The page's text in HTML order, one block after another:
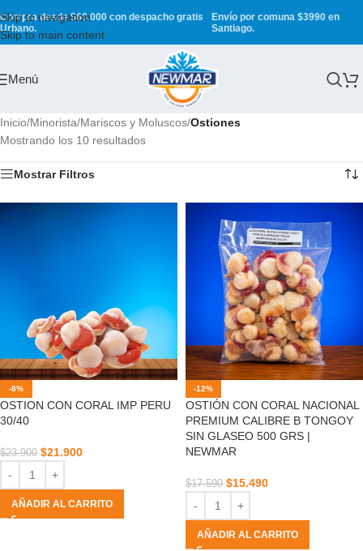
Skip to navigation
Skip to main content
Compra desde $60.000 con despacho gratis
Urbano.
Envío por comuna $3990 en
Santiago.
Menú
Inicio/Minorista/Mariscos y Moluscos/Ostiones
Mostrando los 10 resultados
Mostrar Filtros
-8%
OSTION CON CORAL IMP PERU
30/40
$23.900 $21.900
AÑADIR AL CARRITO
-12%
OSTIÓN CON CORAL NACIONAL
PREMIUM CALIBRE B TONGOY
SIN GLASEO 500 GRS |
NEWMAR
$17.590 $15.490
AÑADIR AL CARRITO